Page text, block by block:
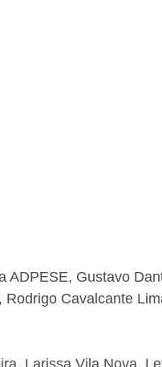
ADPESE, Gustavo
Rodrigo Cavalcante
Larissa Vila Nova,